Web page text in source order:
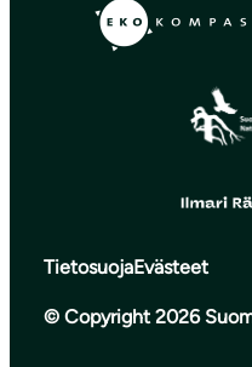
TietosuojaEvästeet
© Copyright 2026